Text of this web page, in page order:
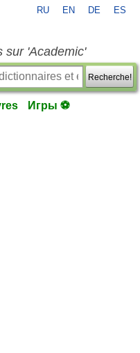
RU EN DE ES
sur 'Academic'
Recherche!
Игры ⚽